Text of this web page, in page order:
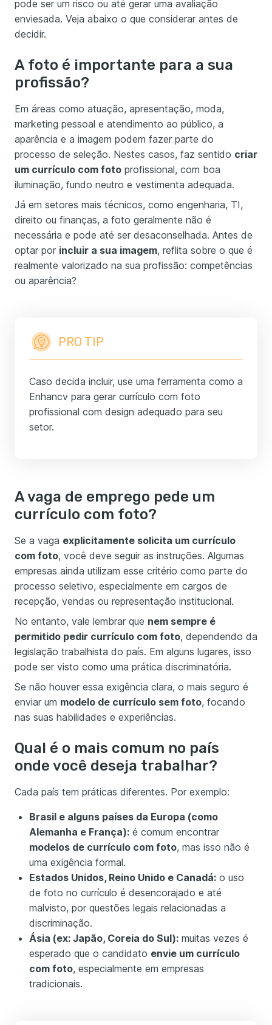
pode ser um risco ou até gerar uma avaliação
enviesada. Veja abaixo o que considerar antes de
decidir.
A foto é importante para a sua
profissão?
Em áreas como atuação, apresentação, moda,
marketing pessoal e atendimento ao público, a
aparência e a imagem podem fazer parte do
processo de seleção. Nestes casos, faz sentido criar
um currículo com foto profissional, com boa
iluminação, fundo neutro e vestimenta adequada.
Já em setores mais técnicos, como engenharia, TI,
direito ou finanças, a foto geralmente não é
necessária e pode até ser desaconselhada. Antes de
optar por incluir a sua imagem, reflita sobre o que é
realmente valorizado na sua profissão: competências
ou aparência?
PRO TIP
Caso decida incluir, use uma ferramenta como a
Enhancv para gerar currículo com foto
profissional com design adequado para seu
setor.
A vaga de emprego pede um
currículo com foto?
Se a vaga explicitamente solicita um currículo
com foto, você deve seguir as instruções. Algumas
empresas ainda utilizam esse critério como parte do
processo seletivo, especialmente em cargos de
recepção, vendas ou representação institucional.
No entanto, vale lembrar que nem sempre é
permitido pedir currículo com foto, dependendo da
legislação trabalhista do país. Em alguns lugares, isso
pode ser visto como uma prática discriminatória.
Se não houver essa exigência clara, o mais seguro é
enviar um modelo de currículo sem foto, focando
nas suas habilidades e experiências.
Qual é o mais comum no país
onde você deseja trabalhar?
Cada país tem práticas diferentes. Por exemplo:
Brasil e alguns países da Europa (como
Alemanha e França): é comum encontrar
modelos de currículo com foto, mas isso não é
uma exigência formal.
Estados Unidos, Reino Unido e Canadá: o uso
de foto no currículo é desencorajado e até
malvisto, por questões legais relacionadas a
discriminação.
Ásia (ex: Japão, Coreia do Sul): muitas vezes é
esperado que o candidato envie um currículo
com foto, especialmente em empresas
tradicionais.